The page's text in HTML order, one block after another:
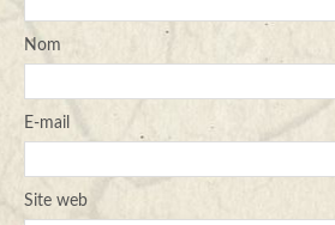
Nom
E-mail
Site web